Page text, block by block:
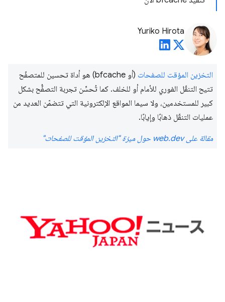
Yuriko Hirota
التخزين المؤقت للصفحات
(أو bfcache) هو أداة تحسين للمتصفّح
تتيح التنقّل الفوري للأمام أو للخلف. كما تُحسِّن تجربة التصفُّح بشكل
كبير للمستخدمين، ولا سيما المواقع الإلكترونية التي تتضمّن العديد من
عمليات التنقّل ذهابًا وإيابًا.
مقالة على web.dev حول ميزة "التخزين المؤقت للصفحات"